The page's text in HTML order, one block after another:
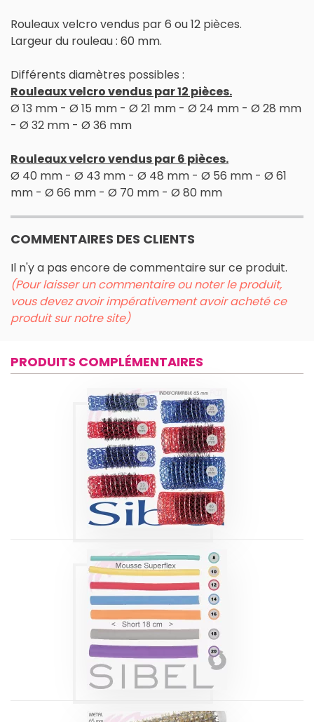
Rouleaux velcro vendus par 6 ou 12 pièces.
Largeur du rouleau : 60 mm.
Différents diamètres possibles :
Rouleaux velcro vendus par 12 pièces.
Ø 13 mm - Ø 15 mm - Ø 21 mm - Ø 24 mm - Ø 28 mm
- Ø 32 mm - Ø 36 mm
Rouleaux velcro vendus par 6 pièces.
Ø 40 mm - Ø 43 mm - Ø 48 mm - Ø 56 mm - Ø 61
mm - Ø 66 mm - Ø 70 mm - Ø 80 mm
COMMENTAIRES DES CLIENTS
Il n'y a pas encore de commentaire sur ce produit.
(Pour laisser un commentaire ou noter le produit,
vous devez avoir impérativement avoir acheté ce
produit sur notre site)
PRODUITS COMPLÉMENTAIRES
ROULEAUX
L'INDÉFORMABLE
65 MM SIBEL
Produits
BIGOUDIS
MOUSSE
SUPERFLEX SHORT
SIBEL
Produits